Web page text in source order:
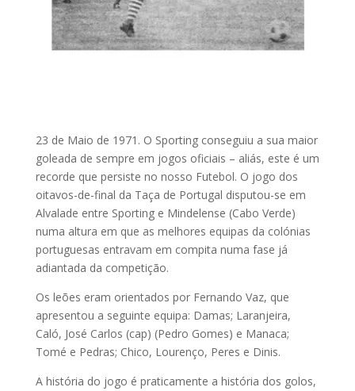
23 de Maio de 1971. O Sporting conseguiu a sua maior
goleada de sempre em jogos oficiais – aliás, este é um
recorde que persiste no nosso Futebol. O jogo dos
oitavos-de-final da Taça de Portugal disputou-se em
Alvalade entre Sporting e Mindelense (Cabo Verde)
numa altura em que as melhores equipas da colónias
portuguesas entravam em compita numa fase já
adiantada da competição.
Os leões eram orientados por Fernando Vaz, que
apresentou a seguinte equipa: Damas; Laranjeira,
Caló, José Carlos (cap) (Pedro Gomes) e Manaca;
Tomé e Pedras; Chico, Lourenço, Peres e Dinis.
A história do jogo é praticamente a história dos golos,